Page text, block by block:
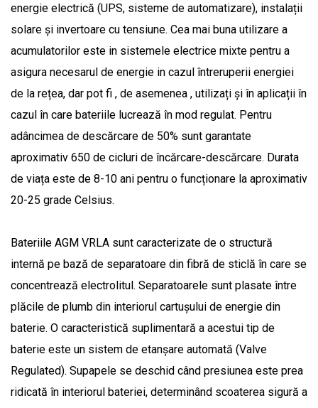
energie electrică (UPS, sisteme de automatizare), instalații
solare și invertoare cu tensiune. Cea mai buna utilizare a
acumulatorilor este in sistemele electrice mixte pentru a
asigura necesarul de energie in cazul întreruperii energiei
de la rețea, dar pot fi , de asemenea , utilizați și în aplicații în
cazul în care bateriile lucrează în mod regulat. Pentru
adâncimea de descărcare de 50% sunt garantate
aproximativ 650 de cicluri de încărcare-descărcare. Durata
de viața este de 8-10 ani pentru o funcționare la aproximativ
20-25 grade Celsius.
Bateriile AGM VRLA sunt caracterizate de o structură
internă pe bază de separatoare din fibră de sticlă în care se
concentrează electrolitul. Separatoarele sunt plasate între
plăcile de plumb din interiorul cartușului de energie din
baterie. O caracteristică suplimentară a acestui tip de
baterie este un sistem de etanșare automată (Valve
Regulated). Supapele se deschid când presiunea este prea
ridicată în interiorul bateriei, determinând scoaterea sigură a